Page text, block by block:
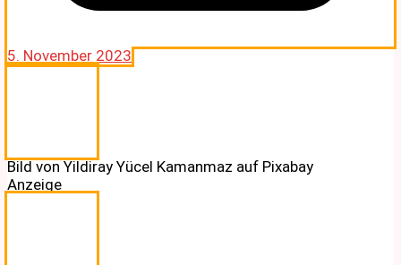
5. November 2023
Bild von Yildiray Yücel Kamanmaz auf Pixabay
Anzeige